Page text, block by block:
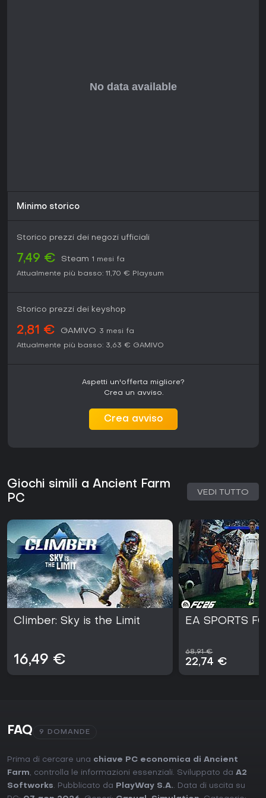
Minimo storico
Storico prezzi dei negozi ufficiali
7,49 € Steam 1 mesi fa
Attualmente più basso: 11,70 € Playsum
Storico prezzi dei keyshop
2,81 € GAMIVO 3 mesi fa
Attualmente più basso: 3,63 € GAMIVO
Aspetti un'offerta migliore?
Crea un avviso.
Crea avviso
Giochi simili a Ancient Farm
PC
VEDI TUTTO
Climber: Sky is the Limit
16,49 €
EA SPORTS
68,91 €
22,74 €
FAQ 9 DOMANDE
Prima di cercare una chiave PC economica di Ancient
Farm, controlla le informazioni essenziali. Sviluppato da A2
Softworks. Pubblicato da PlayWay S.A.. Data di uscita su